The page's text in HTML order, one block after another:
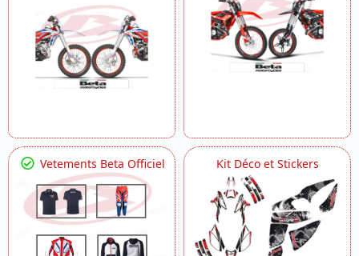
Vetements Beta Officiel Kit Déco et Stickers